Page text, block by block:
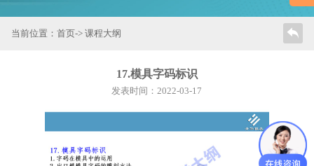
当前位置： 首页-> 课程大纲
17.模具字码标识
发表时间：2022-03-17